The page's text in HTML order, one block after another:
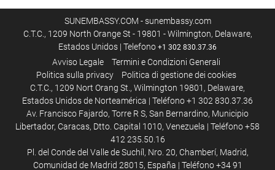
SUNEMBASSY.COM - sunembassy.com
C.T.C., 1209 North Orange St - 19801 - Wilmington, Delaware,
Estados Unidos | Telefono +1 302 830.37.36
Avviso Legale
Termini e Condizioni Generali
Politica sulla privacy
Politica di gestione dei cookies
C.T.C., 1209 Nort Orang St., Wilmington 19801, Delaware,
Estados Unidos de Norteamérica | Teléfono +1 302 830.37.36
Av. Francisco Fajardo, Torre R S, San Bernardino, Municipio
Libertador, Caracas, Dtto. Capital 1010, Venezuela | Teléfono +58
412 235.50.16
Pl. del Conde del Valle de Suchíl, Nro. 20, Chamberí, Madrid,
Comunidad de Madrid 28015, España | Teléfono +34 91